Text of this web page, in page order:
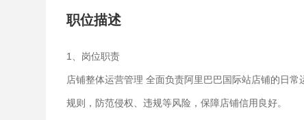
职位描述
1、岗位职责
店铺整体运营管理 全面负责阿里巴巴国际站店铺的日
规则，防范侵权、违规等风险，保障店铺信用良好。